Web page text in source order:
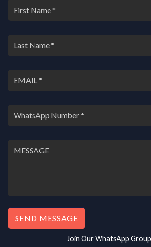
SEND MESSAGE
Join Our WhatsApp Group